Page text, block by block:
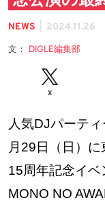
NEWS 2024.11.26
文： DIGLE編集部
X
人気DJパーテ
月29日（日）
15周年記念イベ
MONO NO